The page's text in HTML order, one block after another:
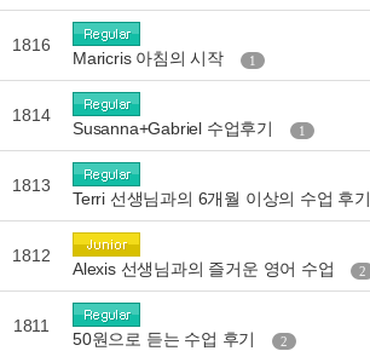
1816
Maricris 아침의 시작 1
1814
Susanna+Gabriel 수업후기 1
1813
Terri 선생님과의 6개월 이상의 수업 후기
1812
Alexis 선생님과의 즐거운 영어 수업 2
1811
50원으로 듣는 수업 후기 2